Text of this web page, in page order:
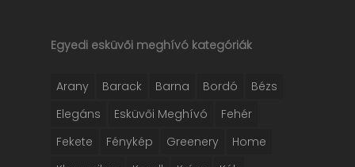
Egyedi esküvői meghívó kategóriák
Arany Barack Barna Bordó
Bézs
Elegáns
Esküvői Meghívó
Fehér
Fekete
Fénykép Greenery
Home